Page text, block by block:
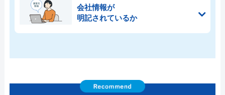
会社情報が
明記されているか